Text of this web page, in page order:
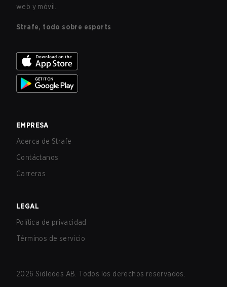
web y móvil.
Strafe, todo sobre esports
EMPRESA
Acerca de Strafe
Contáctanos
Carreras
LEGAL
Política de privacidad
Términos de servicio
2026 Sidledes AB. Todos los derechos reservados.